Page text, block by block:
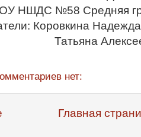
НШДС №58 Средняя
Коровкина
Татьяна
нет:
Главная